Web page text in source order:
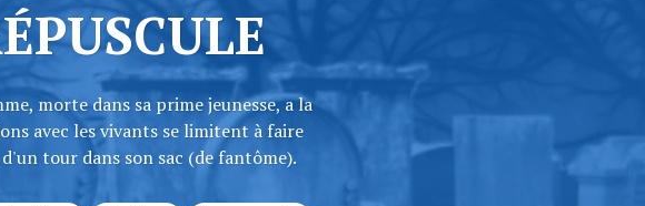
morte dans sa prime jeunesse, a la
avec les vivants se limitent à faire
tour dans son sac (de fantôme).